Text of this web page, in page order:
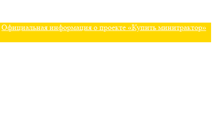
Официальная информация о проекте «Купить минитрактор»